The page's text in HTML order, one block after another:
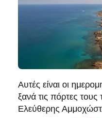
Αυτές είναι οι
ξανά τις πόρτες τους
Ελεύθερης